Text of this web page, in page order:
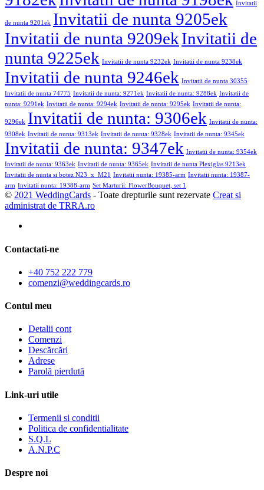
Invitatii
de nunta 9201ek Invitatii de nunta 9205ek
Invitatii de nunta 9209ekInvitatii de
nunta 9225ek Invitatii de nunta 9232ek Invitatii de nunta 9238ek
Invitatii de nunta 9246ek Invitatii de nunta 30355
Invitatii de nunta 74775 Invitatii de nunta: 9271ek Invitatii de nunta: 9288ek Invitatii de
nunta: 9291ek Invitatii de nunta: 9294ek Invitatii de nunta: 9295ek Invitatii de nunta:
9296ek Invitatii de nunta: 9306ek Invitatii de nunta:
9308ek Invitatii de nunta: 9313ek Invitatii de nunta: 9328ek Invitatii de nunta: 9345ek
Invitatii de nunta: 9347ek Invitatii de nunta: 9354ek
Invitatii de nunta: 9363ek Invitatii de nunta: 9365ek Invitatii de nunta Plexiglas 9213ek
Invitatii de nunta si botez N23_x_M21 Invitatii nunta: 19385-arm Invitatii nunta: 19387-
arm Invitatii nunta: 19388-arm Set Marturii: FlowerBouquet, set 1
© 2021 WeddingCards - Toate drepturile sunt rezervate Creat si
administrat de TRRA.ro
Contactati-ne
+40 752 222 779
comenzi@weddingcards.ro
Contul meu
Detalii cont
Comenzi
Descărcări
Adrese
Parolă pierdută
Link-uri utile
Termenii si conditii
Politica de confidentialitate
S.Q.L
A.N.P.C
Despre noi